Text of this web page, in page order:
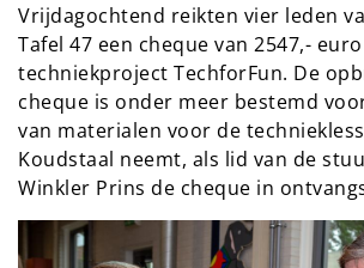
Vrijdagochtend reikten vier leden
Tafel 47 een cheque van 2547,-
techniekproject TechforFun. De
cheque is onder meer bestemd
van materialen voor de
Koudstaal neemt, als lid van de
Winkler Prins de cheque in